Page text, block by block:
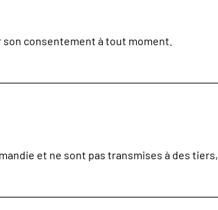
consentement à tout moment.
et ne sont pas transmises à des tiers,